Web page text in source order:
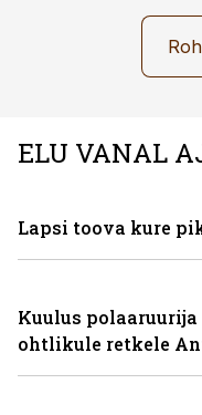
ELU VANAL
Lapsi toova kure
Kuulus
ohtlikule retkele